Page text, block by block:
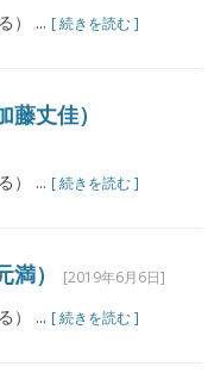
） ... [ 続きを読む ]
丈佳）
） ... [ 続きを読む ]
） [2019年6月6日]
） ... [ 続きを読む ]